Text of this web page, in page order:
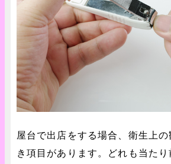
屋台で出店をする場合、衛生上
き項目があります。どれも当たり